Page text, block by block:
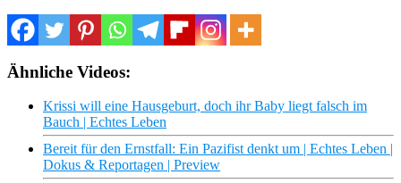
Ähnliche Videos:
Krissi will eine Hausgeburt, doch ihr Baby liegt falsch im
Bauch | Echtes Leben
Bereit für den Ernstfall: Ein Pazifist denkt um | Echtes Leben |
Dokus & Reportagen | Preview